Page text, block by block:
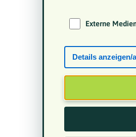
Externe
Details anzeigen/